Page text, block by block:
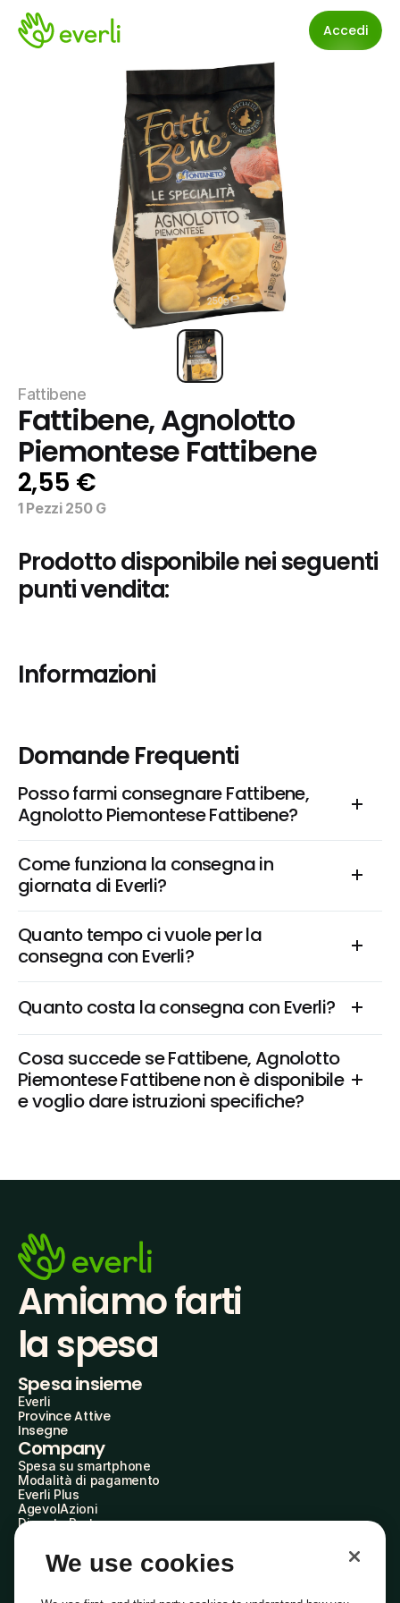
Accedi
Fattibene
Fattibene, Agnolotto
Piemontese Fattibene
2,55 €
1 Pezzi 250 G
Prodotto disponibile nei seguenti
punti vendita:
Informazioni
Domande Frequenti
Posso farmi consegnare Fattibene,
Agnolotto Piemontese Fattibene?
Come funziona la consegna in
giornata di Everli?
Quanto tempo ci vuole per la
consegna con Everli?
Quanto costa la consegna con Everli?
Cosa succede se Fattibene, Agnolotto
Piemontese Fattibene non è disponibile
e voglio dare istruzioni specifiche?
Amiamo farti
la spesa
Spesa insieme
Everli
Province Attive
Insegne
Company
Spesa su smartphone
Modalità di pagamento
Everli Plus
AgevolAzioni
Diventa Partner
Everli Shoppers
About Us
We use cookies